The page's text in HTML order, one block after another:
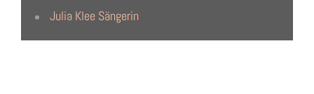
Julia Klee Sängerin